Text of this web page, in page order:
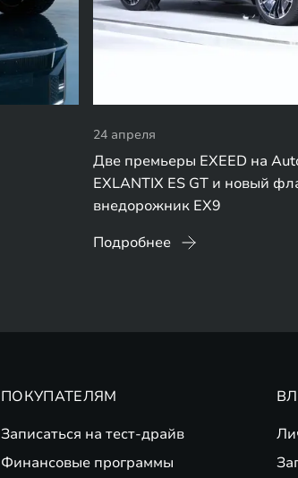
24 апреля
Две премьеры EXEED на
EXLANTIX ES GT и новый
внедорожник EX9
Подробнее
ПОКУПАТЕЛЯМ
Записаться на тест-драйв
Финансовые программы